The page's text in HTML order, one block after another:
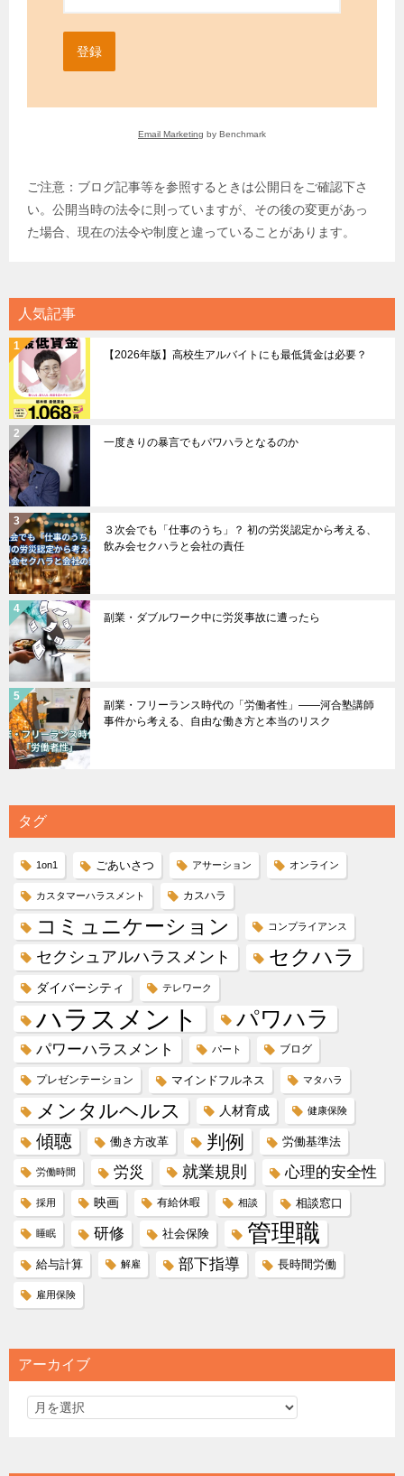
登録
Email Marketing by Benchmark
ご注意：ブログ記事等を参照するときは公開日をご確認下さ
い。公開当時の法令に則っていますが、その後の変更があっ
た場合、現在の法令や制度と違っていることがあります。
人気記事
【2026年版】高校生アルバイトにも最低賃金は必要？
一度きりの暴言でもパワハラとなるのか
３次会でも「仕事のうち」？ 初の労災認定から考える、
飲み会セクハラと会社の責任
副業・ダブルワーク中に労災事故に遭ったら
副業・フリーランス時代の「労働者性」――河合塾講師
事件から考える、自由な働き方と本当のリスク
タグ
1on1 ごあいさつ アサーション オンライン
カスタマーハラスメント カスハラ
コミュニケーション コンプライアンス
セクシュアルハラスメント セクハラ
ダイバーシティ テレワーク
ハラスメント パワハラ
パワーハラスメント パート ブログ
プレゼンテーション マインドフルネス マタハラ
メンタルヘルス 人材育成 健康保険
傾聴 働き方改革 判例 労働基準法
労働時間 労災 就業規則 心理的安全性
採用 映画 有給休暇 相談 相談窓口
睡眠 研修 社会保険 管理職
給与計算 解雇 部下指導 長時間労働
雇用保険
アーカイブ